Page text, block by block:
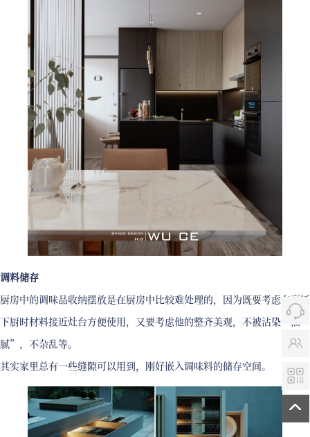
调料储存
厨房中的调味品收纳摆放是在厨房中比较难处理的，因为既要考虑在烹饪
下厨时材料接近灶台方便使用，又要考虑他的整齐美观，不被沾染“油
腻”，不杂乱等。
其实家里总有一些缝隙可以用到，刚好嵌入调味料的储存空间。